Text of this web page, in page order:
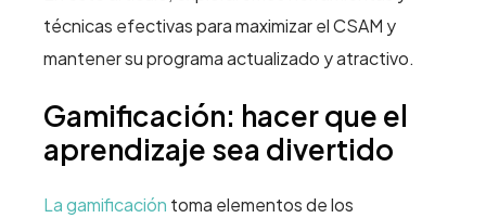
técnicas efectivas para maximizar el CSAM y
mantener su programa actualizado y atractivo.
Gamificación: hacer que el
aprendizaje sea divertido
La gamificación toma elementos de los